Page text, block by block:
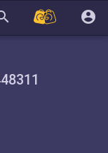
account_circle